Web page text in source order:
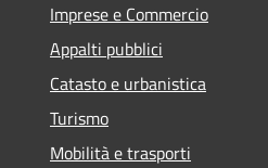
Imprese e Commercio
Appalti pubblici
Catasto e urbanistica
Turismo
Mobilità e trasporti